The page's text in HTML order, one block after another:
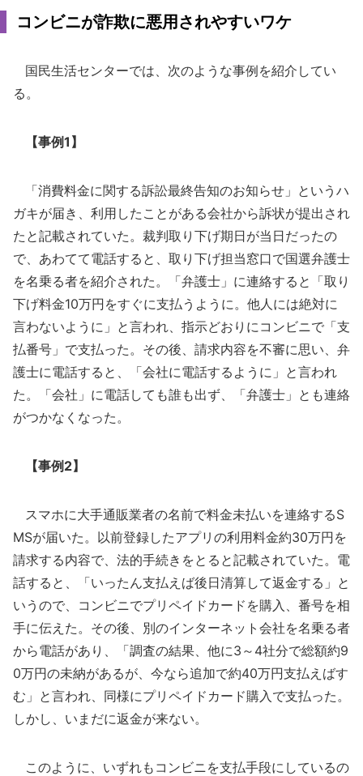
コンビニが詐欺に悪用されやすいワケ
国民生活センターでは、次のような事例を紹介してい
る。
【事例1】
「消費料金に関する訴訟最終告知のお知らせ」というハ
ガキが届き、利用したことがある会社から訴状が提出され
たと記載されていた。裁判取り下げ期日が当日だったの
で、あわてて電話すると、取り下げ担当窓口で国選弁護士
を名乗る者を紹介された。「弁護士」に連絡すると「取り
下げ料金10万円をすぐに支払うように。他人には絶対に
言わないように」と言われ、指示どおりにコンビニで「支
払番号」で支払った。その後、請求内容を不審に思い、弁
護士に電話すると、「会社に電話するように」と言われ
た。「会社」に電話しても誰も出ず、「弁護士」とも連絡
がつかなくなった。
【事例2】
スマホに大手通販業者の名前で料金未払いを連絡するS
MSが届いた。以前登録したアプリの利用料金約30万円を
請求する内容で、法的手続きをとると記載されていた。電
話すると、「いったん支払えば後日清算して返金する」と
いうので、コンビニでプリペイドカードを購入、番号を相
手に伝えた。その後、別のインターネット会社を名乗る者
から電話があり、「調査の結果、他に3～4社分で総額約9
0万円の未納があるが、今なら追加で約40万円支払えばす
む」と言われ、同様にプリペイドカード購入で支払った。
しかし、いまだに返金が来ない。
このように、いずれもコンビニを支払手段にしているの